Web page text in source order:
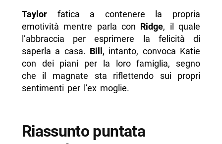
Taylorfatica a contenere la propria
emotività mentre parla con Ridge, il quale
l’abbraccia per esprimere la felicità di
saperla a casa. Bill , intanto, convoca Katie
con dei piani per la loro famiglia, segno
che il magnate sta riflettendo sui propri
sentimenti per l’ex moglie.
Riassunto puntata